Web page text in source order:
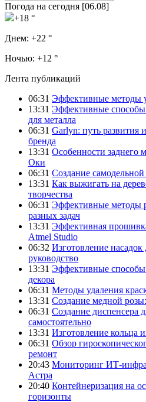
Погода на сегодня [06.08]
+18 °
Днем: +22 °
Ночью: +12 °
Лента публикаций
06:31 Эффективные методы
13:31 Эффективные способы
для металла
06:31 Garlyn: путь развития
бренда
13:31 Особенности заднего
Оки
06:31 Создание
13:31 Как выжигать на
творчества
06:31 Эффективные методы
разных задач
13:31 Эффективная
Atmel Studio
06:32 Изготовление насадок
руководство
13:31 Эффективные способы
декора
06:31 Методы удаления
13:31 Создание медной
06:31 Создание диспенсера
самостоятельно
13:31 Изготовление кольца
06:31 Обзор
ремонт
20:43 Мониторинг ИТ-
Астра
20:40 Контейнеризация на
горизонты